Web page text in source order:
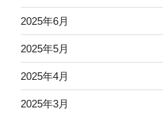
2025年6月
2025年5月
2025年4月
2025年3月